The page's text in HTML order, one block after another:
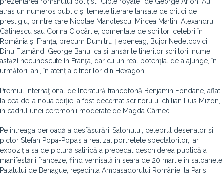
atras un numeros public și temele literare lansate de critici de
prestigiu, printre care Nicolae Manolescu, Mircea Martin, Alexandru
Călinescu sau Corina Ciocârlie, comentate de scriitori celebri în
România și Franța, precum Dumitru Țepeneag, Bujor Nedelcovici,
Dinu Flamând, George Banu, ca și lansările tinerilor scriitori, nume
astăzi necunoscute în Franţa, dar cu un real potențial de a ajunge, în
următorii ani, în atenția cititorilor din Hexagon.
Premiul internaţional de literatură francofonă Benjamin Fondane, aflat
la cea de-a noua ediţie, a fost decernat scriitorului chilian Luis Mizon,
în cadrul unei ceremonii moderate de Magda Cârneci.
Pe întreaga perioadă a desfășurării Salonului, celebrul desenator și
pictor Stefan Popa-Popa’s a realizat portretele spectatorilor, iar
expoziția sa de pictură satirică a precedat deschiderea publică a
manifestării franceze, fiind vernisată în seara de 20 martie în saloanele
Palatului de Behague, reședinta Ambasadorului României la Paris.